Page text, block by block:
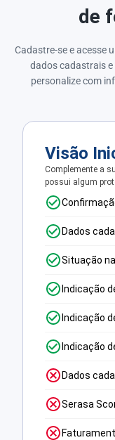
de
Cadastre-se e acesse
dados cadastrais
personalize com
Visão
Complemente a
possui algum
Dados
Situação
Indicação
Indicação
Indicação
Dados
Serasa